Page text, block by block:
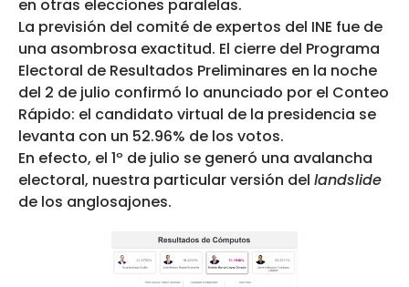
en otras elecciones paralelas.
La previsión del comité de expertos del INE fue de
una asombrosa exactitud. El cierre del Programa
Electoral de Resultados Preliminares en la noche
del 2 de julio confirmó lo anunciado por el Conteo
Rápido: el candidato virtual de la presidencia se
levanta con un 52.96% de los votos.
En efecto, el 1º de julio se generó una avalancha
electoral, nuestra particular versión del landslide
de los anglosajones.